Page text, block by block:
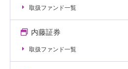
取扱ファンド一覧
内藤証券
取扱ファンド一覧